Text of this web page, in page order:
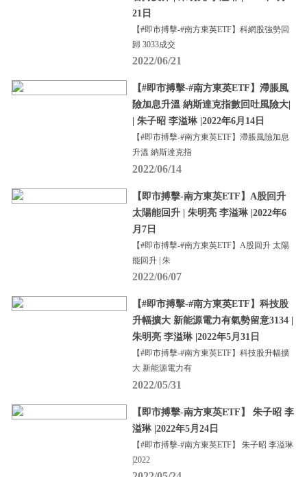
21日
【#即市搏擊-#南方東英ETF】科網股強勢回
歸 3033成交
2022/06/21
【#即市搏擊-#南方東英ETF】滯脹風
險加息升溫 納斯達克指數回吐風險大|
| 朱子昭 李溢琳 |2022年6月14日
【#即市搏擊-#南方東英ETF】滯脹風險加息
升溫 納斯達克指
2022/06/14
【即市搏擊-南方東英ETF】A股回升
太陽能回升 | 朱明亮 李溢琳 |2022年6
月7日
【#即市搏擊-#南方東英ETF】A股回升 太陽
能回升 | 朱
2022/06/07
【#即市搏擊-#南方東英ETF】科技股
升幅擴大 新能源電力有氣勢留意3134 |
朱明亮 李溢琳 |2022年5月31日
【#即市搏擊-#南方東英ETF】科技股升幅擴
大 新能源電力有
2022/05/31
【即市搏擊-南方東英ETF】 朱子昭 李
溢琳 |2022年5月24日
【#即市搏擊-#南方東英ETF】 朱子昭 李溢琳
|2022